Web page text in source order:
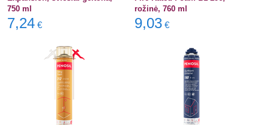
750 ml
7,24 €
rožinė, 760 ml
9,03 €